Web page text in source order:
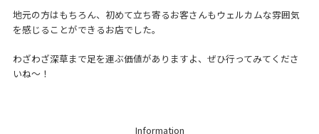
地元の方はもちろん、初めて立ち寄るお客さんもウェルカムな雰囲気
を感じることができるお店でした。
わざわざ深草まで足を運ぶ価値がありますよ、ぜひ行ってみてくださ
いね～！
Information